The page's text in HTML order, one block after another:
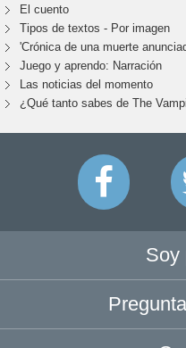
El cuento
Tipos de textos - Por imagen
'Crónica de una muerte
Juego y aprendo: Narración
Las noticias del momento
¿Qué tanto sabes de The
Soy